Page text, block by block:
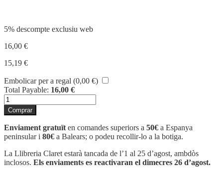
5% descompte exclusiu web
16,00 €
15,19 €
Embolicar per a regal (0,00 €)
Total Payable: 16,00 €
quantitat
de
ESTRUCTURA
DE
LA
PERSONA
HUMANA,
LA
Comprar
Enviament gratuït en comandes superiors a 50€ a Espanya
peninsular i 80€ a Balears; o podeu recollir-lo a la botiga.
La Llibreria Claret estarà tancada de l’1 al 25 d’agost, ambdòs
inclosos. Els enviaments es reactivaran el dimecres 26 d’agost.